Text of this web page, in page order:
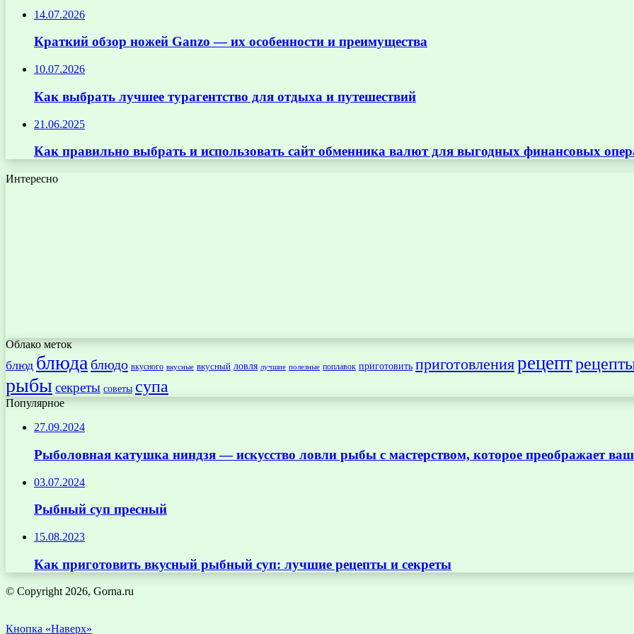
14.07.2026
Краткий обзор ножей Ganzo — их особенности и преимущества
10.07.2026
Как выбрать лучшее турагентство для отдыха и путешествий
21.06.2025
Как правильно выбрать и использовать сайт обменника валют для выгодных финансовых
Интересно
Облако меток
блюд блюда блюдо вкусного вкусные вкусный ловля лучшие полезные поплавок приготовить приготовлениярецепт
рыбысекреты советы супа
Популярное
27.09.2024
Рыболовная катушка ниндзя — искусство ловли рыбы с мастерством, которое преображает
03.07.2024
Рыбный суп пресный
15.08.2023
Как приготовить вкусный рыбный суп: лучшие рецепты и секреты
© Copyright 2026, Gorna.ru
Кнопка «Наверх»